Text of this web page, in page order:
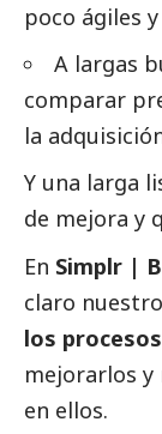
poco ágiles
A largas
comparar
la
Y una larga
de mejora y
En Simplr |
claro
los procesos
mejorarlos
en ellos.